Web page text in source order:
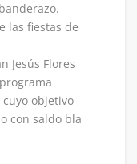
las fiestas de
Jesús Flores
objetivo
con saldo bla